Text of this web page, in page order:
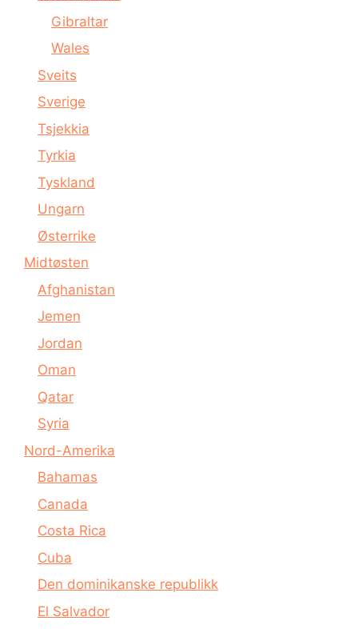
Gibraltar
Wales
Sveits
Sverige
Tsjekkia
Tyrkia
Tyskland
Ungarn
Østerrike
Midtøsten
Afghanistan
Jemen
Jordan
Oman
Qatar
Syria
Nord-Amerika
Bahamas
Canada
Costa Rica
Cuba
Den dominikanske republikk
El Salvador